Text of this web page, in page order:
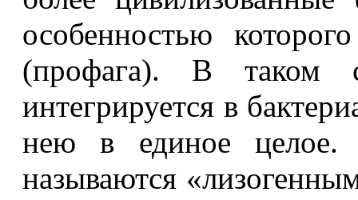
особенностью
(профага). В таком
интегрируется в
нею в единое целое.
называются